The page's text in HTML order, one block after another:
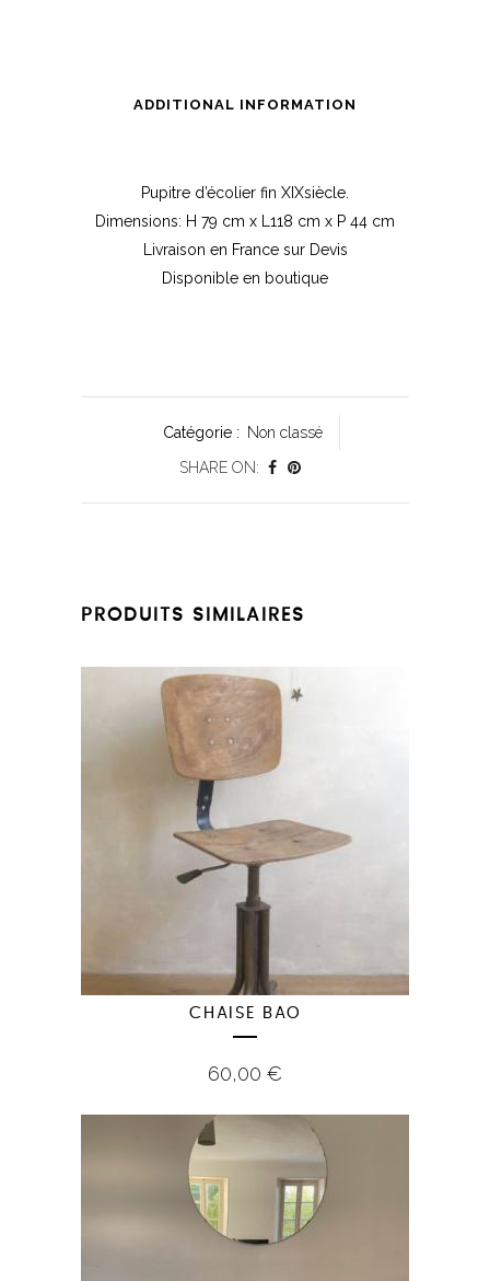
ADDITIONAL INFORMATION
Pupitre d’écolier fin XIXsiècle.
Dimensions: H 79 cm x L118 cm x P 44 cm
Livraison en France sur Devis
Disponible en boutique
Catégorie :
Non classé
SHARE ON:
PRODUITS SIMILAIRES
CHAISE BAO
60,00 €